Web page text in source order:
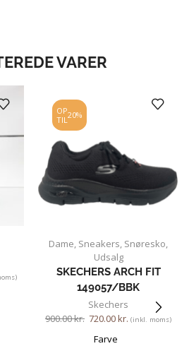
VARER
OP
TIL 20%
Dame Sneakers Snøresko
Udsalg
SKECHERS ARCH FIT
149057/BBK
Skechers
900.00kr. 720.00kr. (inkl. moms)
Farve